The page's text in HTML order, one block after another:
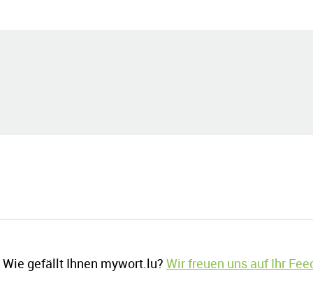
Wie gefällt Ihnen mywort.lu?Wir freuen uns auf Ihr